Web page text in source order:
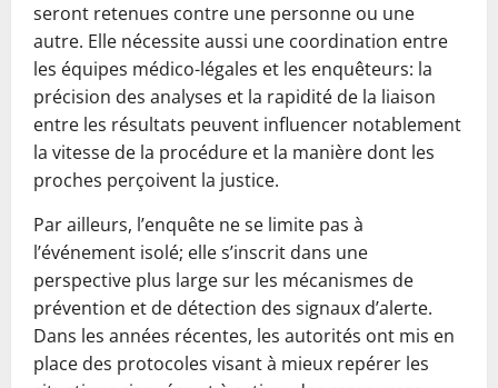
seront retenues contre une personne ou une
autre. Elle nécessite aussi une coordination entre
les équipes médico-légales et les enquêteurs: la
précision des analyses et la rapidité de la liaison
entre les résultats peuvent influencer notablement
la vitesse de la procédure et la manière dont les
proches perçoivent la justice.
Par ailleurs, l’enquête ne se limite pas à
l’événement isolé; elle s’inscrit dans une
perspective plus large sur les mécanismes de
prévention et de détection des signaux d’alerte.
Dans les années récentes, les autorités ont mis en
place des protocoles visant à mieux repérer les